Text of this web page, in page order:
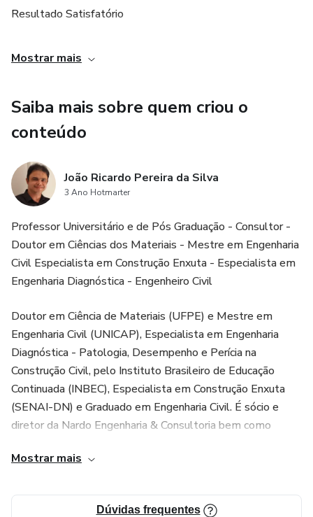
Resultado Satisfatório
Mostrar mais
Saiba mais sobre quem criou o
conteúdo
João Ricardo Pereira da Silva
3 Ano Hotmarter
Professor Universitário e de Pós Graduação - Consultor -
Doutor em Ciências dos Materiais - Mestre em Engenharia
Civil Especialista em Construção Enxuta - Especialista em
Engenharia Diagnóstica - Engenheiro Civil
Doutor em Ciência de Materiais (UFPE) e Mestre em
Engenharia Civil (UNICAP), Especialista em Engenharia
Diagnóstica - Patologia, Desempenho e Perícia na
Construção Civil, pelo Instituto Brasileiro de Educação
Continuada (INBEC), Especialista em Construção Enxuta
(SENAI-DN) e Graduado em Engenharia Civil. É sócio e
diretor da Nardo Engenharia & Consultoria bem como
Dispõe de experiência na área de Engenharia Civil com
Predial; Patologia das Construções; Gestão de Obras;
Mostrar mais
Dúvidas frequentes